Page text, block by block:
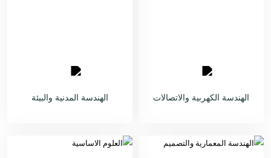
الهندسة الكهربية والاتصالات الهندسة المدنية والبيئة